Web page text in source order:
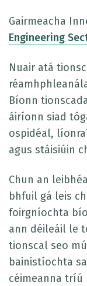
Gairmeacha
Engineering
Nuair atá
Bíonn
áiríonn siad
ospidéal,
agus stáisiúin
Chun an
bhfuil gá leis
foirgníochta
ann déileáil le
tionscal seo
bainistíochta
céimeanna tríú